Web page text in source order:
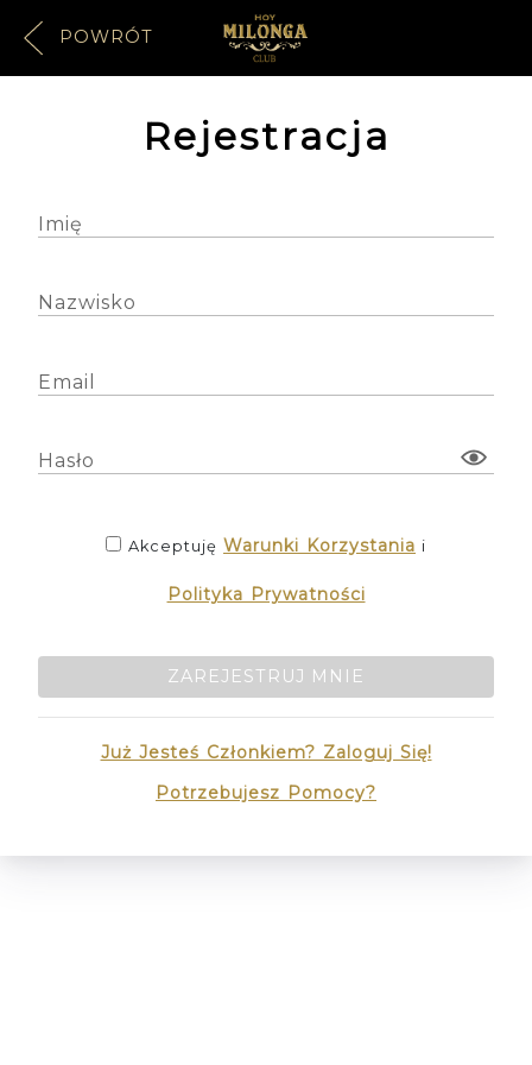
POWRÓT
Rejestracja
Imię
Nazwisko
Email
Hasło
Akceptuję Warunki Korzystania i
Polityka Prywatności
ZAREJESTRUJ MNIE
Już Jesteś Członkiem? Zaloguj Się!
Potrzebujesz Pomocy?